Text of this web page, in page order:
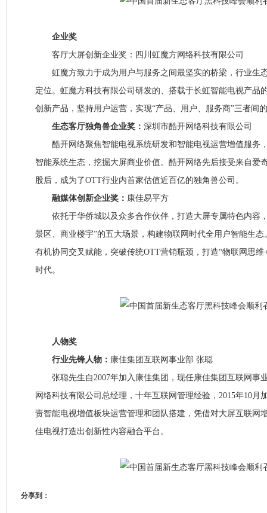
企业奖
客厅大屏创新企业奖：四川虹魔方网络科技有限公司
虹魔方致力于成为用户与服务之间最坚实的桥梁，行业生
定位。虹魔方科技有限公司研发的、搭载于长虹智能电视产品
创新产品，坚持用户运营，实现“产品、用户、服务商”三者间
生态客厅独角兽企业奖： 深圳市酷开网络科技有限公司
酷开网络聚焦智能电视系统研发和智能电视运营增值服务
智能系统生态，挖掘大屏商业价值。酷开网络先后接受来自爱
股后，成为了OTT行业内首家估值近百亿的独角兽公司。
融媒体创新企业奖： 康佳易平方
依托于华侨城以及众多合作伙伴，打造大屏专属特色内容
景区、商业楼宇”的五大场景，构建物联网时代全用户智能生
有机协同交叉赋能，突破传统OTT营销瓶颈，打造“物联网思
时代。
人物奖
行业先锋人物： 康佳集团互联网事业部 张聪
张聪先生自2007年加入康佳集团，现任康佳集团互联网事
网络科技有限公司总经理，十年互联网管理经验，2015年10月
责智能电视增值板块运营管理和团队搭建，凭借对大屏互联网
佳电视打造出创新性内容融合平台。
分享到：